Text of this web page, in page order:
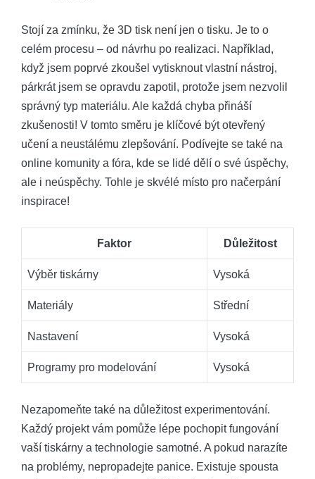
Stojí za zmínku, že 3D tisk není jen o tisku. Je to o
celém procesu – od návrhu po realizaci. Například,
když jsem poprvé zkoušel vytisknout vlastní nástroj,
párkrát jsem se opravdu zapotil, protože jsem nezvolil
správný typ materiálu. Ale každá chyba přináší
zkušenosti! V tomto směru je klíčové být otevřený
učení a neustálému zlepšování. Podívejte se také na
online komunity a fóra, kde se lidé dělí o své úspěchy,
ale i neúspěchy. Tohle je skvélé místo pro načerpání
inspirace!
Faktor Důležitost
Výběr tiskárny Vysoká
Materiály Střední
Nastavení Vysoká
Programy pro modelování Vysoká
Nezapomeňte také na důležitost experimentování.
Každý projekt vám pomůže lépe pochopit fungování
vaší tiskárny a technologie samotné. A pokud narazíte
na problémy, nepropadejte panice. Existuje spousta